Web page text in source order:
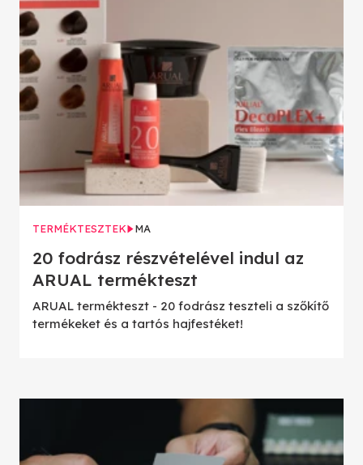
TERMÉKTESZTEK MA
20 fodrász részvételével indul az
ARUAL termékteszt
ARUAL termékteszt - 20 fodrász teszteli a szőkítő
termékeket és a tartós hajfestéket!